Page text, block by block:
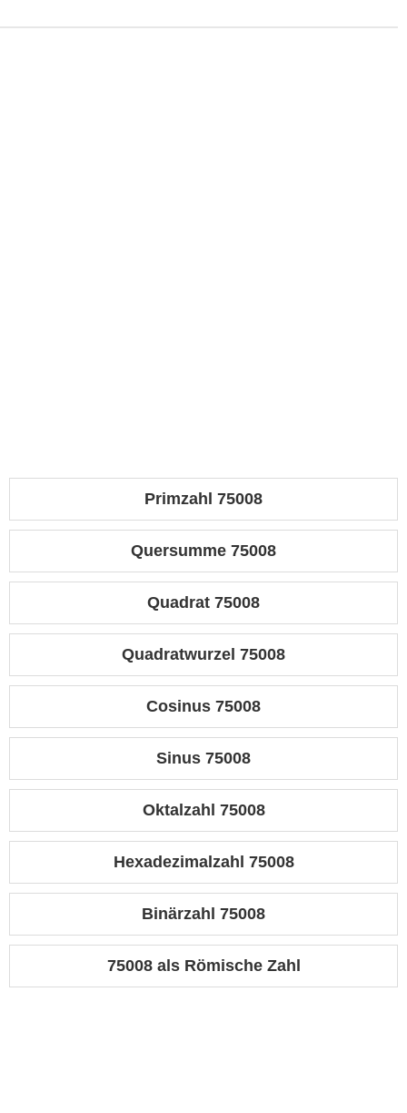
Primzahl 75008
Quersumme 75008
Quadrat 75008
Quadratwurzel 75008
Cosinus 75008
Sinus 75008
Oktalzahl 75008
Hexadezimalzahl 75008
Binärzahl 75008
75008 als Römische Zahl